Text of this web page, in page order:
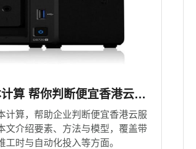
算 帮你判断便宜香港云服
算
计算，帮助企业判断便宜香港云服
文介绍要素、方法与模型，覆盖带
工时与自动化投入等方面。